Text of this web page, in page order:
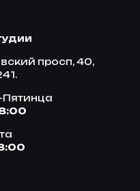
просп, 40,
Пятинца